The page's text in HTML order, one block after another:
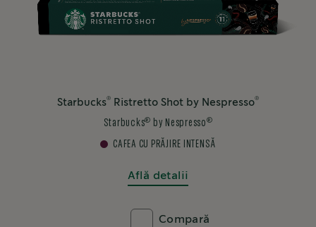
Starbucks® Ristretto Shot by Nespresso®
Starbucks® by Nespresso ®
CAFEA CU PRĂJIRE INTENSĂ
Află detalii
Compară